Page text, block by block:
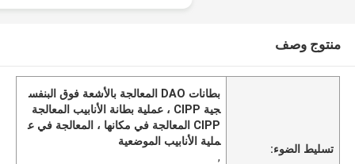
منتوج وصف
تسليط الضوء:
بطانات DAO المعالجة بالأشعة فوق البنفس
جية CIPP ، عملية بطانة الأنابيب المعالجة
CIPP المعالجة في مكانها ، المعالجة في ع
ملية الأنابيب الموضعية
,